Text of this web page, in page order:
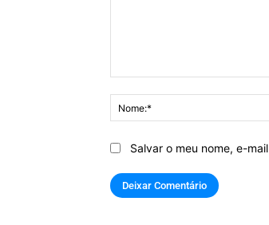
Salvar o meu nome, e-